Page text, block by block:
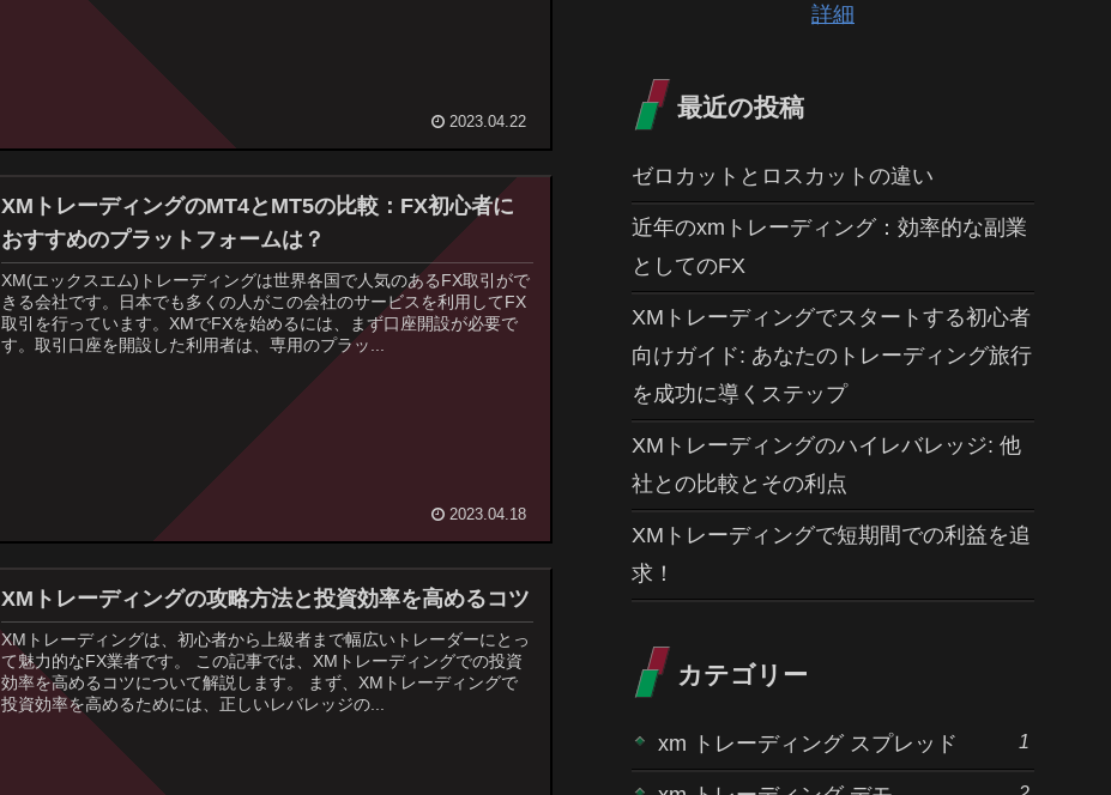
2023.04.22
XMトレーディングのMT4とMT5の比較：FX初心者に
おすすめのプラットフォームは？
XM(エックスエム)トレーディングは世界各国で人気のあるFX取引がで
きる会社です。日本でも多くの人がこの会社のサービスを利用してFX
取引を行っています。XMでFXを始めるには、まず口座開設が必要で
す。取引口座を開設した利用者は、専用のプラッ...
2023.04.18
XMトレーディングの攻略方法と投資効率を高めるコツ
XMトレーディングは、初心者から上級者まで幅広いトレーダーにとっ
て魅力的なFX業者です。 この記事では、XMトレーディングでの投資
効率を高めるコツについて解説します。 まず、XMトレーディングで
投資効率を高めるためには、正しいレバレッジの...
詳細
最近の投稿
ゼロカットとロスカットの違い
近年のxmトレーディング：効率的な副業
としてのFX
XMトレーディングでスタートする初心者
向けガイド: あなたのトレーディング旅行
を成功に導くステップ
XMトレーディングのハイレバレッジ: 他
社との比較とその利点
XMトレーディングで短期間での利益を追
求！
カテゴリー
xm トレーディング スプレッド 1